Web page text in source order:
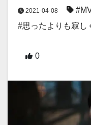
2021-04-08
#思ったよりも寂し
0